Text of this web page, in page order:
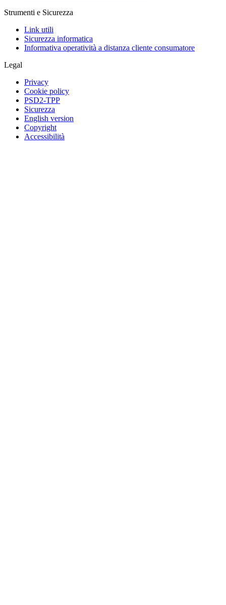
Strumenti e Sicurezza
Link utili
Sicurezza informatica
Informativa operatività a distanza cliente consumatore
Legal
Privacy
Cookie policy
PSD2-TPP
Sicurezza
English version
Copyright
Accessibilità